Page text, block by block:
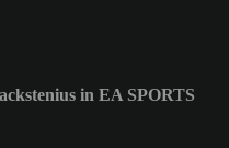
in EA SPORTS